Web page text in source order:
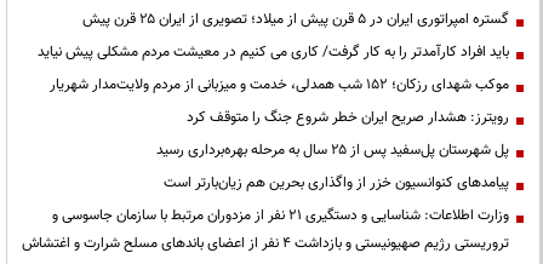
گستره امپراتوری ایران در ۵ قرن پیش از میلاد؛ تصویری از ایران ۲۵ قرن پیش
باید افراد کارآمدتر را به کار گرفت/ کاری می کنیم در معیشت مردم مشکلی پیش نیاید
موکب شهدای رزکان؛ ۱۵۲ شب همدلی، خدمت و میزبانی از مردم ولایت‌مدار شهریار
رویترز: هشدار صریح ایران خطر شروع جنگ را متوقف کرد
پل شهرستان پل‌سفید پس از ۲۵ سال به مرحله بهره‌برداری رسید
پیامدهای کنوانسیون خزر از واگذاری بحرین هم زیان‌بارتر است
وزارت اطلاعات: شناسایی و دستگیری ۲۱ نفر از مزدوران مرتبط با سازمان جاسوسی و
تروریستی رژیم صهیونیستی و بازداشت ۴ نفر از اعضای باندهای مسلح شرارت و اغتشاش